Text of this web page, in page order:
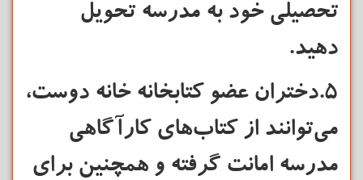
تحصیلی خود به مدرسه تحویل
دهید.
۵.دختران عضو کتابخانه خانه دوست،
می‌توانند از کتاب‌های کارآگاهی
مدرسه امانت گرفته و همچنین برای